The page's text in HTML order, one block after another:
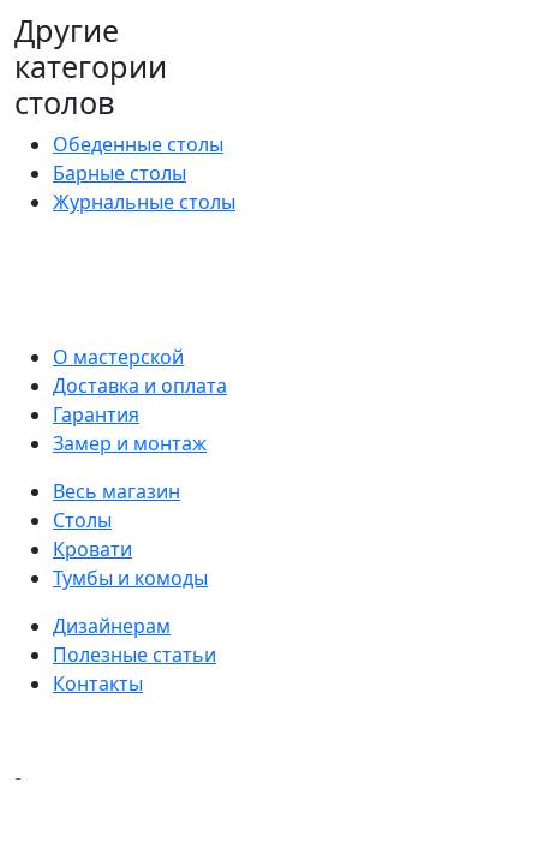
Другие
категории
столов
Обеденные столы
Барные столы
Журнальные столы
О мастерской
Доставка и оплата
Гарантия
Замер и монтаж
Весь магазин
Столы
Кровати
Тумбы и комоды
Дизайнерам
Полезные статьи
Контакты